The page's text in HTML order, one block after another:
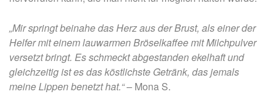
„Mir springt beinahe das Herz aus der Brust, als einer der
Helfer mit einem lauwarmen Bröselkaffee mit Milchpulver
versetzt bringt. Es schmeckt abgestanden ekelhaft und
gleichzeitig ist es das köstlichste Getränk, das jemals
meine Lippen benetzt hat.“– Mona S.